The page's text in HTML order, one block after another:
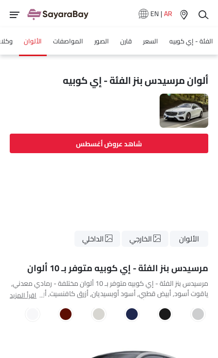
EN|AR
الفئة - إي كوبيه السعر قارن الصور المواصفات الألوان
ألوان مرسيدس بنز الفئة - إي كوبيه
شاهد عروض أغسطس
الألوان الخارجي الداخلي
مرسيدس بنز الفئة - إي كوبيه متوفر بـ 10 ألوان
مرسيدس بنز الفئة - إي كوبيه متوفر بـ 10 ألوان مختلفة - رمادي معدني,
ياقوت أسود, أبيض قطبي, أسود أوبسيديان, أزرق كافنسيت, أبيض لؤلؤي
ماسي تصميمو مشرق, أحمر هياسينث تصميمو معدني, فضة إيريديوم,
فضة أراجونيت, أخضر زمردي معدني.
اقرأ المزيد